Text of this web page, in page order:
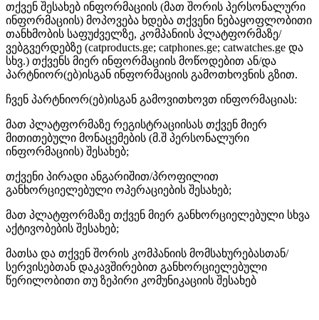
თქვენ შესახებ ინფორმაციის (მათ შორის პერსონალური
ინფორმაციის) მოპოვება ხდება თქვენი ნებაყოფლობითი
თანხმობის საფუძველზე, კომპანიის პლატფორმაზე/
ვებგვერდებზე (catproducts.ge; catphones.ge; catwatches.ge და
სხვ.) თქვენს მიერ ინფორმაციის მოწოდებით ან/და
პარტნიორ(ებ)ისგან ინფორმაციის გამოთხოვნის გზით.
ჩვენ პარტნიორ(ებ)ისგან გამოვითხოვთ ინფორმაციას:
მათ პლატფორმაზე რეგისტრაციისას თქვენ მიერ
მითითებული მონაცემების (მ.შ პერსონალური
ინფორმაციის) შესახებ;
თქვენი პირადი ანგარიშით/პროფილით
განხორციელებული ოპერაციების შესახებ;
მათ პლატფორმაზე თქვენ მიერ განხორციელებული სხვა
აქტივობების შესახებ;
მათსა და თქვენ შორის კომპანიის მომსახურებასთან/
სერვისებთან დაკავშირებით განხორციელებული
წერილობითი თუ ზეპირი კომუნიკაციის შესახებ